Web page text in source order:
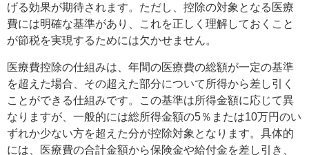
げる効果が期待されます。ただし、控除の対象となる医療
費には明確な基準があり、これを正しく理解しておくこと
が節税を実現するためには欠かせません。
医療費控除の仕組みは、年間の医療費の総額が一定の基準
を超えた場合、その超えた部分について所得から差し引く
ことができる仕組みです。この基準は所得金額に応じて異
なりますが、一般的には総所得金額の5％または10万円のい
ずれか少ない方を超えた分が控除対象となります。具体的
には、医療費の合計金額から保険金や給付金を差し引き、